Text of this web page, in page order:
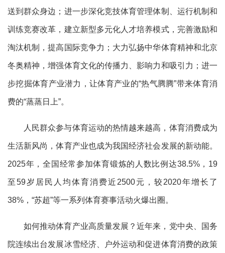
送到群众身边；进一步深化竞技体育管理体制、运行机制和
训练竞赛改革，建立新型多元化人才培养模式，完善激励和
淘汰机制，提高国际竞争力；大力弘扬中华体育精神和北京
冬奥精神，增强体育文化的传播力、影响力和吸引力；进一
步挖掘体育产业潜力，让体育产业的“热气腾腾”带来体育消
费的“蒸蒸日上”。
人民群众参与体育运动的热情越来越高，体育消费成为
生活新风尚，体育产业也成为我国经济社会发展的新动能。
2025年，全国经常参加体育锻炼的人数比例达38.5%，19
至59岁居民人均体育消费近2500元，较2020年增长了
38%，“苏超”等一系列体育赛事活动火爆出圈。
如何推动体育产业高质量发展？近年来，党中央、国务
院连续出台发展冰雪经济、户外运动和促进体育消费的政策